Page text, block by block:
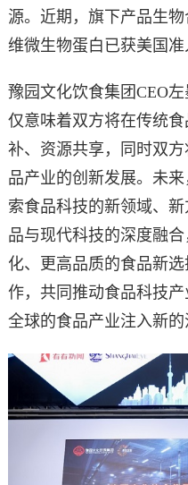
源。近期，旗下产品生
维微生物蛋白已获美国准
豫园文化饮食集团CEO
仅意味着双方将在传统
补、资源共享，同时双
品产业的创新发展。未
索食品科技的新领域、
品与现代科技的深度融
化、更高品质的食品新
作，共同推动食品科技
全球的食品产业注入新的